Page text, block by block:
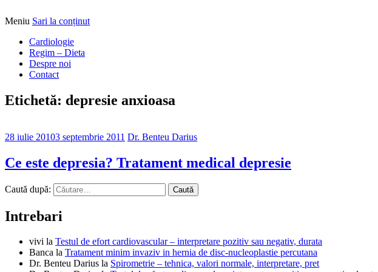
DrBendo.ro
Alimentatia sa iti fie medicatia
Meniu Sari la conținut
Cardiologie
Regim – Dieta
Despre noi
Contact
Etichetă: depresie anxioasa
28 iulie 20103 septembrie 2011 Dr. Benteu Darius
Ce este depresia? Tratament medical depresie
Caută după:
Intrebari
vivi la Testul de efort cardiovascular – interpretare pozitiv sau negativ, durata
Banca la Tratament minim invaziv in hernia de disc-nucleoplastie percutana
Dr. Benteu Darius la Spirometrie – tehnica, valori normale, interpretare, pret